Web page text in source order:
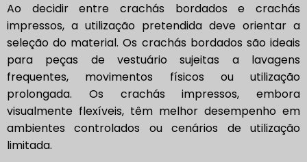
Ao decidir entre crachás bordados e crachás
impressos, a utilização pretendida deve orientar a
seleção do material. Os crachás bordados são ideais
para peças de vestuário sujeitas a lavagens
frequentes, movimentos físicos ou utilização
prolongada. Os crachás impressos, embora
visualmente flexíveis, têm melhor desempenho em
ambientes controlados ou cenários de utilização
limitada.